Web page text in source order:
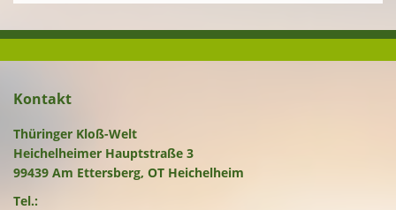
Kontakt
Thüringer Kloß-Welt
Heichelheimer Hauptstraße 3
99439 Am Ettersberg, OT Heichelheim
Tel.: